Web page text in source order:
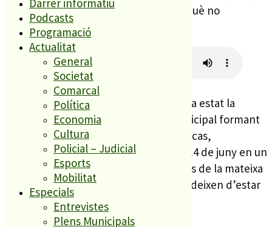
Darrer informatiu
Podcasts
Programació
Actualitat
General
Societat
Comarcal
Política
Economia
Cultura
Policial – Judicial
Esports
Mobilitat
Especials
Entrevistes
Plens Municipals
moment de veure què ha passat, perquè no
esperaven perdre un regidor.
Recordem que fins ara Clara Hidalga ha estat la
representant del partit al plenari municipal formant
part de l’oposició a Palafolls. En el seu cas,
s’acomiadarà del consistori el proper 14 de juny en un
ple extraordinari de tancament d’actes de la mateixa
manera que ho faran els regidors que deixen d’estar
a l’Ajuntament.